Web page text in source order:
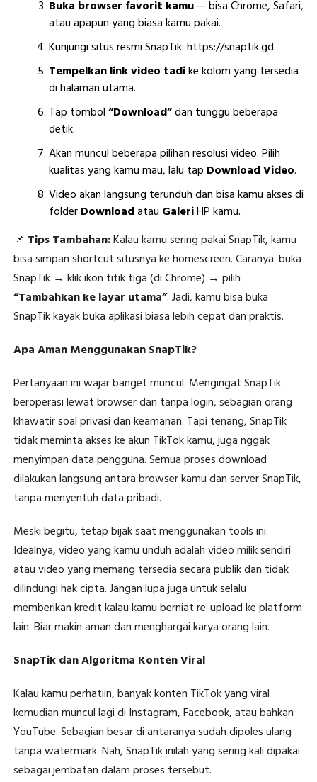
Buka browser favorit kamu— bisa Chrome, Safari,
atau apapun yang biasa kamu pakai.
Kunjungi situs resmi SnapTik: https://snaptik.gd
Tempelkan link video tadike kolom yang tersedia
di halaman utama.
Tap tombol“Download”dan tunggu beberapa
detik.
Akan muncul beberapa pilihan resolusi video. Pilih
kualitas yang kamu mau, lalu tap Download Video.
Video akan langsung terunduh dan bisa kamu akses di
folderDownloadatau GaleriHP kamu.
📌 Tips Tambahan:Kalau kamu sering pakai SnapTik, kamu
bisa simpan shortcut situsnya ke homescreen. Caranya: buka
SnapTik → klik ikon titik tiga (di Chrome) → pilih
“Tambahkan ke layar utama”. Jadi, kamu bisa buka
SnapTik kayak buka aplikasi biasa lebih cepat dan praktis.
Apa Aman Menggunakan SnapTik?
Pertanyaan ini wajar banget muncul. Mengingat SnapTik
beroperasi lewat browser dan tanpa login, sebagian orang
khawatir soal privasi dan keamanan. Tapi tenang, SnapTik
tidak meminta akses ke akun TikTok kamu, juga nggak
menyimpan data pengguna. Semua proses download
dilakukan langsung antara browser kamu dan server SnapTik,
tanpa menyentuh data pribadi.
Meski begitu, tetap bijak saat menggunakan tools ini.
Idealnya, video yang kamu unduh adalah video milik sendiri
atau video yang memang tersedia secara publik dan tidak
dilindungi hak cipta. Jangan lupa juga untuk selalu
memberikan kredit kalau kamu berniat re-upload ke platform
lain. Biar makin aman dan menghargai karya orang lain.
SnapTik dan Algoritma Konten Viral
Kalau kamu perhatiin, banyak konten TikTok yang viral
kemudian muncul lagi di Instagram, Facebook, atau bahkan
YouTube. Sebagian besar di antaranya sudah dipoles ulang
tanpa watermark. Nah, SnapTik inilah yang sering kali dipakai
sebagai jembatan dalam proses tersebut.